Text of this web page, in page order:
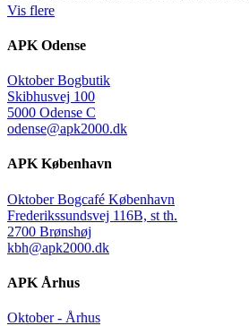
Vis flere
APK Odense
Oktober Bogbutik
Skibhusvej 100
5000 Odense C
odense@apk2000.dk
APK København
Oktober Bogcafé København
Frederikssundsvej 116B, st th.
2700 Brønshøj
kbh@apk2000.dk
APK Århus
Oktober - Århus